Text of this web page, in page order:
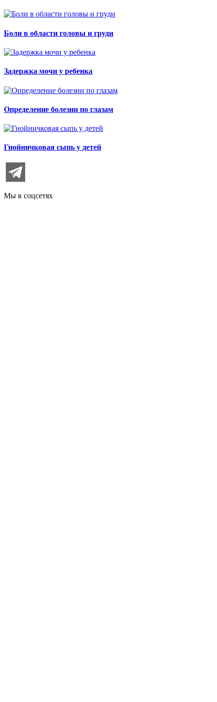
Боли в области головы и груди
Задержка мочи у ребенка
Определение болезни по глазам
Гнойничковая сыпь у детей
Мы в соцсетях